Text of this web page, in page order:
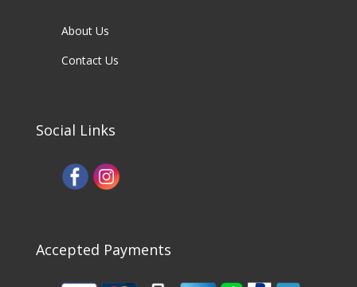
About Us
Contact Us
Social Links
Accepted Payments